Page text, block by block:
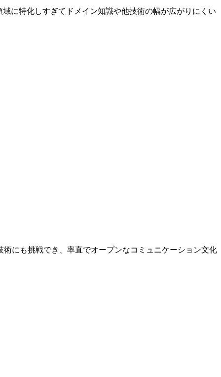
に特化しすぎてドメイン知識や他技術の幅が広がりにくい
にも挑戦でき、率直でオープンなコミュニケーション文化